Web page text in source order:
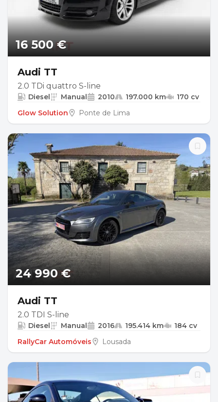
16 500 €
Audi TT
2.0 TDi quattro S-line
Diesel Manual 2010 197.000 km
170 cv
Glow Solution
Ponte de Lima
24 990 €
Audi TT
2.0 TDI S-line
Diesel Manual 2016 195.414 km
184 cv
RallyCar Automóveis
Lousada